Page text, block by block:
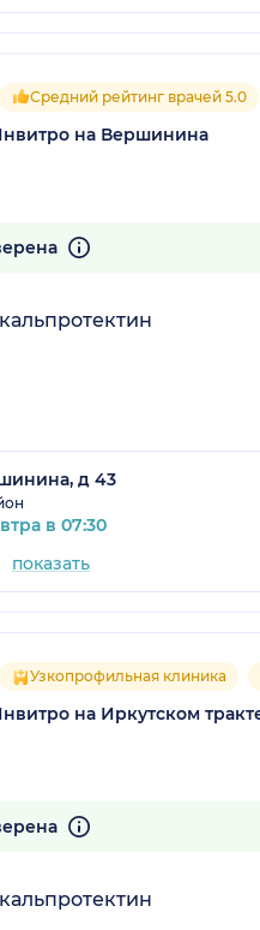
Средний рейтинг врачей 5.0
на Вершинина
д 43
в 07:30
показать
Узкопрофильная клиника
на Иркутском